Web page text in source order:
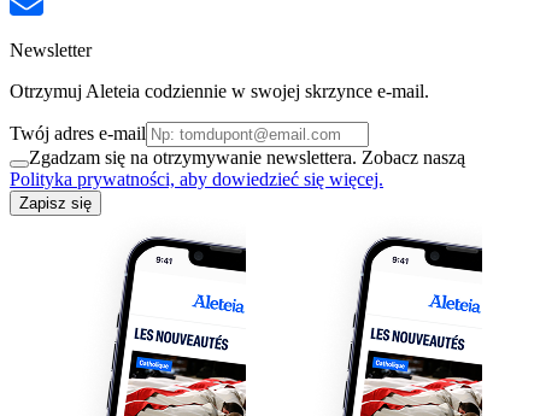
Newsletter
Otrzymuj Aleteia codziennie w swojej skrzynce e-mail.
Twój adres e-mail
Zgadzam się na otrzymywanie newslettera. Zobacz naszą
Polityka prywatności, aby dowiedzieć się więcej.
Zapisz się